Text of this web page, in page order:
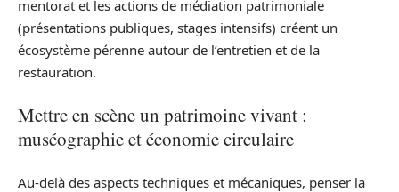
mentorat et les actions de médiation patrimoniale
(présentations publiques, stages intensifs) créent un
écosystème pérenne autour de l’entretien et de la
restauration.
Mettre en scène un patrimoine vivant :
muséographie et économie circulaire
Au-delà des aspects techniques et mécaniques, penser la